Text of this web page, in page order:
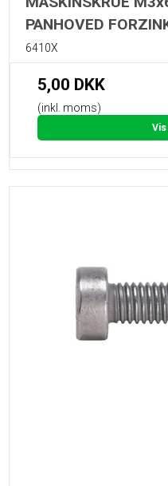
PANHOVED
6410X
5,00 DKK
(inkl. moms)